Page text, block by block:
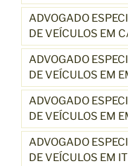
ADVOGADO
DE VEÍCULOS EM
ADVOGADO
DE VEÍCULOS EM
ADVOGADO
DE VEÍCULOS EM
ADVOGADO
DE VEÍCULOS EM